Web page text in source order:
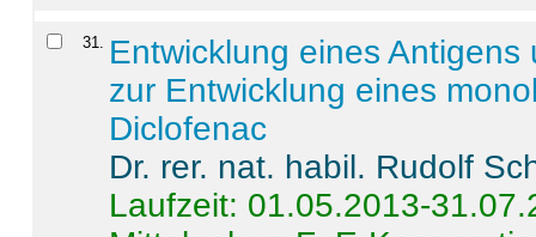
31. Entwicklung eines
zur Entwicklung eines
Diclofenac
Dr. rer. nat. habil. Rudolf
Laufzeit: 01.05.2013-